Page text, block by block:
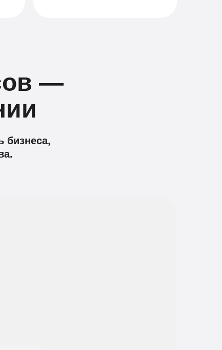
—
бизнеса,